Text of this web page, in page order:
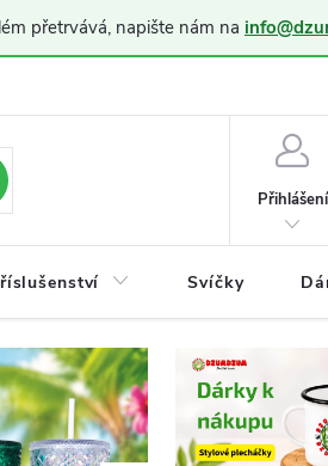
přetrvává, napište nám na
Přihlášení
Svíčky